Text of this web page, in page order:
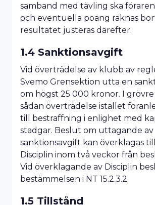
samband med tävling ska
och eventuella poäng räknas
resultatet justeras därefter.
1.4 Sanktionsavgift
Vid överträdelse av klubb av
Svemo Grensektion utta en
om högst 25 000 kronor. I
sådan överträdelse istället
till bestraffning i enlighet med
stadgar. Beslut om uttagande av
sanktionsavgift kan överklagas
Disciplin inom två veckor från
Vid överklagande av Disciplin
bestämmelsen i NT 15.2.3.2.
1.5 Tillstånd